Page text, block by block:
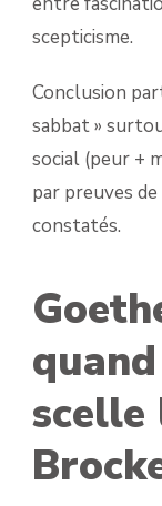
scepticisme.
Conclusion
sabbat »
social (peur +
par preuves
constatés.
scelle